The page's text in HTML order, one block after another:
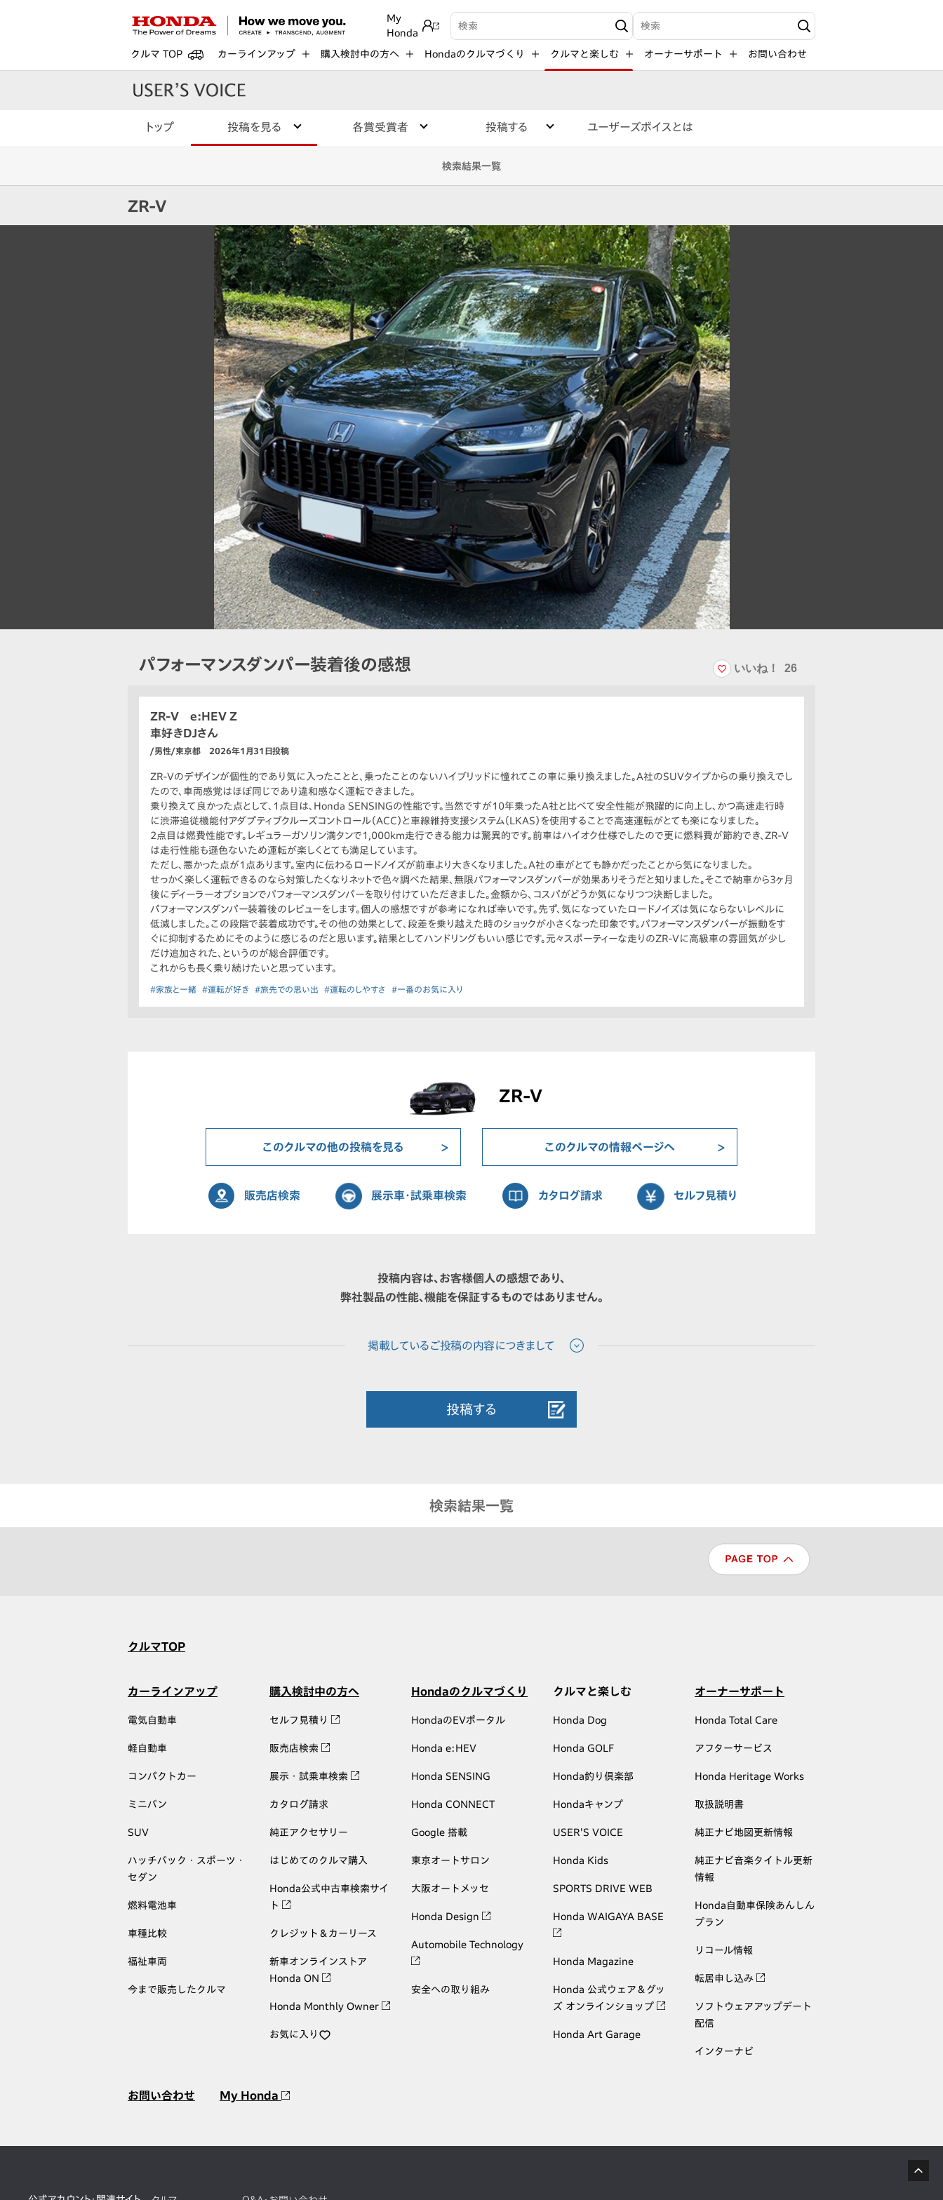
My
Honda
検索キーワード入力 検索キーワード入力
クルマ TOP カーラインアップ 購入検討中の方へ Hondaのクルマづくり クルマと楽しむ オーナーサポート お問い合わせ
トップ 投稿を見る 各賞受賞者 投稿する ユーザーズボイスとは
検索結果一覧
ZR-V
パフォーマンスダンパー装着後の感想 いいね！ 26
ZR-V e:HEV Z
車好きDJさん
/男性/東京都 2026年1月31日投稿
ZR-Vのデザインが個性的であり気に入ったことと、乗ったことのないハイブリッドに憧れてこの車に乗り換えました。A社のSUVタイプからの乗り換えでし
たので、車両感覚はほぼ同じであり違和感なく運転できました。
乗り換えて良かった点として、1点目は、Honda SENSINGの性能です。当然ですが10年乗ったA社と比べて安全性能が飛躍的に向上し、かつ高速走行時
に渋滞追従機能付アダプティブクルーズコントロール（ACC）と車線維持支援システム（LKAS）を使用することで高速運転がとても楽になりました。
2点目は燃費性能です。レギュラーガソリン満タンで1,000km走行できる能力は驚異的です。前車はハイオク仕様でしたので更に燃料費が節約でき、ZR-V
は走行性能も遜色ないため運転が楽しくとても満足しています。
ただし、悪かった点が1点あります。室内に伝わるロードノイズが前車より大きくなりました。A社の車がとても静かだったことから気になりました。
せっかく楽しく運転できるのなら対策したくなりネットで色々調べた結果、無限パフォーマンスダンパーが効果ありそうだと知りました。そこで納車から3ヶ月
後にディーラーオプションでパフォーマンスダンパーを取り付けていただきました。金額から、コスパがどうか気になりつつ決断しました。
パフォーマンスダンパー装着後のレビューをします。個人の感想ですが参考になれば幸いです。先ず、気になっていたロードノイズは気にならないレベルに
低減しました。この段階で装着成功です。その他の効果として、段差を乗り越えた時のショックが小さくなった印象です。パフォーマンスダンパーが振動をす
ぐに抑制するためにそのように感じるのだと思います。結果としてハンドリングもいい感じです。元々スポーティーな走りのZR-Vに高級車の雰囲気が少し
だけ追加された、というのが総合評価です。
これからも長く乗り続けたいと思っています。
#家族と一緒 #運転が好き #旅先での思い出 #運転のしやすさ #一番のお気に入り
ZR-V
このクルマの他の投稿を見る このクルマの情報ページへ
販売店検索 展示車・試乗車検索 カタログ請求 セルフ見積り
投稿内容は、お客様個人の感想であり、
弊社製品の性能、機能を保証するものではありません。
投稿する
検索結果一覧
クルマTOP
カーラインアップ
電気自動車
軽自動車
コンパクトカー
ミニバン
SUV
ハッチバック・スポーツ・
セダン
燃料電池車
車種比較
福祉車両
今まで販売したクルマ
購入検討中の方へ
セルフ見積り
販売店検索
展示・試乗車検索
カタログ請求
純正アクセサリー
はじめてのクルマ購入
Honda公式中古車検索サイ
ト
クレジット＆カーリース
新車オンラインストア
Honda ON
Honda Monthly Owner
お気に入り
Hondaのクルマづくり
HondaのEVポータル
Honda e:HEV
Honda SENSING
Honda CONNECT
Google 搭載
東京オートサロン
大阪オートメッセ
Honda Design
Automobile Technology
安全への取り組み
クルマと楽しむ
Honda Dog
Honda GOLF
Honda釣り倶楽部
Hondaキャンプ
USER'S VOICE
Honda Kids
SPORTS DRIVE WEB
Honda WAIGAYA BASE
Honda Magazine
Honda 公式ウェア＆グッ
ズ オンラインショップ
Honda Art Garage
オーナーサポート
Honda Total Care
アフターサービス
Honda Heritage Works
取扱説明書
純正ナビ地図更新情報
純正ナビ音楽タイトル更新
情報
Honda自動車保険あんしん
プラン
リコール情報
転居申し込み
ソフトウェアアップデート
配信
インターナビ
お問い合わせ My Honda